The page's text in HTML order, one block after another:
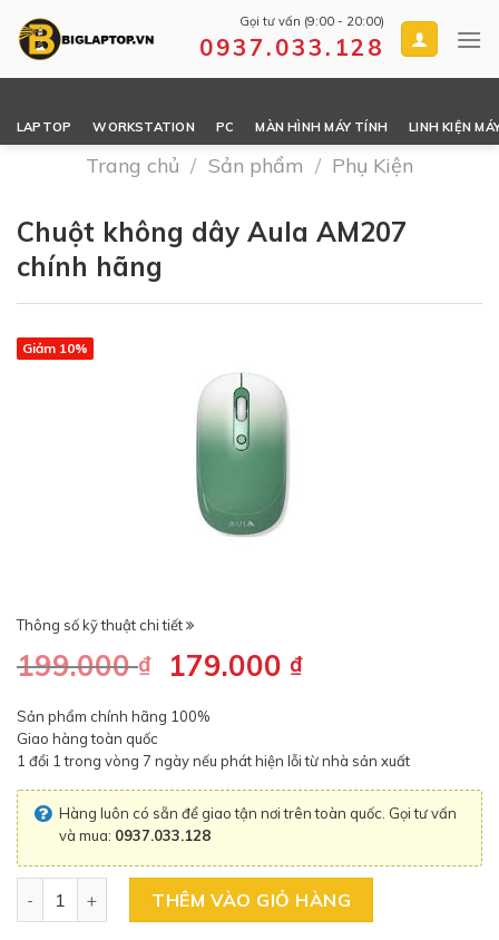
Gọi tư vấn (9:00 - 20:00)
0937.033.128
LAPTOP WORKSTATION PC MÀN HÌNH MÁY TÍNH LINH KIỆN
Trang chủ / Sản phẩm / Phụ Kiện
Chuột không dây Aula AM207
chính hãng
Giảm 10%
Thông số kỹ thuật chi tiết
199.000₫
Giá
là:
179.000 ₫Giá
179.000 ₫.
Sản phẩm chính hãng 100%
Giao hàng toàn quốc
1 đổi 1 trong vòng 7 ngày nếu phát hiện lỗi từ nhà sản xuất
Hàng luôn có sẵn để giao tận nơi trên toàn quốc. Gọi tư vấn
và mua: 0937.033.128
THÊM VÀO GIỎ HÀNG